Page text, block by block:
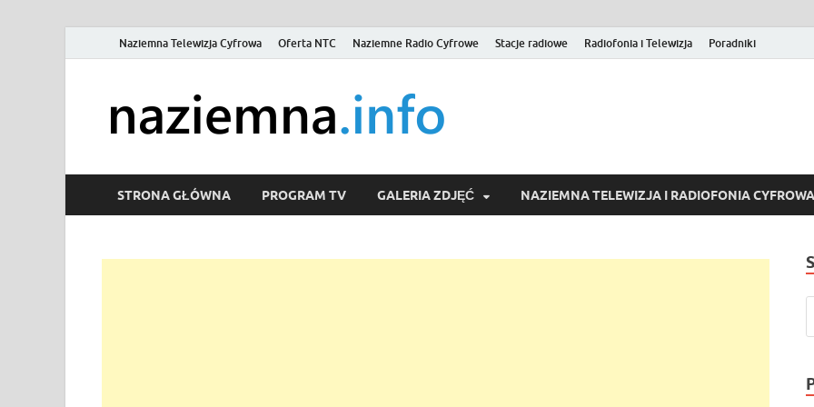
Naziemna Telewizja Cyfrowa Oferta NTC Naziemne Radio Cyfrowe Stacje radiowe Radiofonia i Telewizja Poradniki
Wideo online, VOD
STRONA GŁÓWNA PROGRAM TV GALERIA ZDJĘĆ NAZIEMNA TELEWIZJA I RADIOFONIA CYFROWA